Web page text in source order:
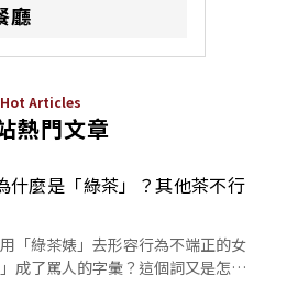
廳
Hot Articles
熱門文章
什麼是「綠茶」？其他茶不行
「綠茶婊」去形容行為不端正的女
成了罵人的字彙？這個詞又是怎麼